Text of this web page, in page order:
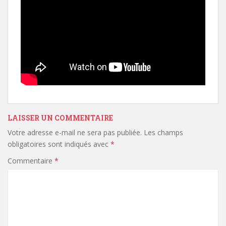
LAISSER UN COMMENTAIRE
Votre adresse e-mail ne sera pas publiée. Les champs
obligatoires sont indiqués avec *
Commentaire *